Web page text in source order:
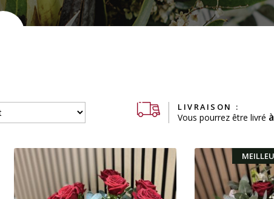
LIVRAISON :
Vous pourrez être livré